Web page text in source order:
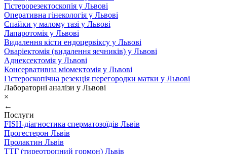
Гістерорезектоскопія у Львові
Оперативна гінекологія у Львові
Спайки у малому тазі у Львові
Лапаротомія у Львові
Видалення кісти ендоцервіксу у Львові
Оваріектомія (видалення яєчників) у Львові
Аднексектомія у Львові
Консервативна міомектомія у Львові
Гістероскопічна резекція перегородки матки у Львові
Лабораторні аналізи у Львові
×
←
Послуги
FISH-діагностика сперматозоїдів Львів
Прогестерон Львів
Пролактин Львів
ТТГ (тиреотропний гормон) Львів